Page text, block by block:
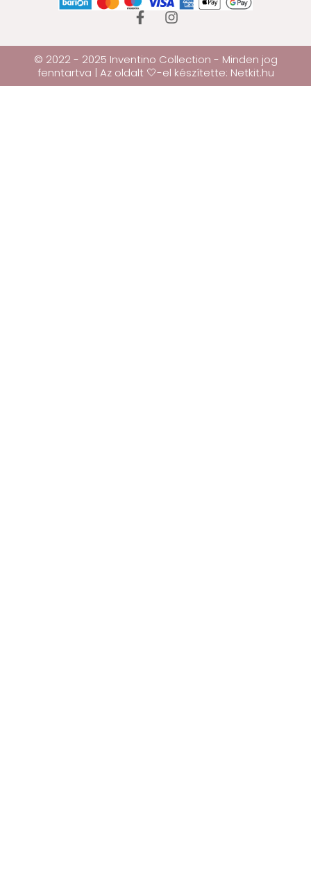
© 2022 - 2025 Inventino Collection - Minden jog
fenntartva | Az oldalt 🤍-el készítette: Netkit.hu